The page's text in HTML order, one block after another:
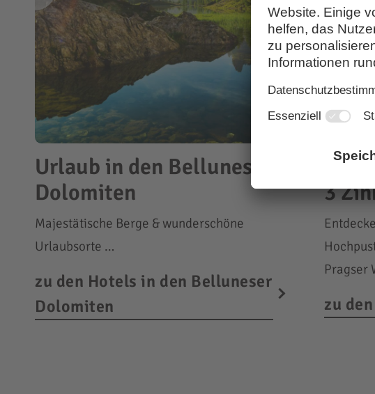
Urlaub in den Belluneser
Dolomiten
Majestätische Berge & wunderschöne
Urlaubsorte …
zu den Hotels in den Belluneser
Dolomiten
3
Pragser
zu